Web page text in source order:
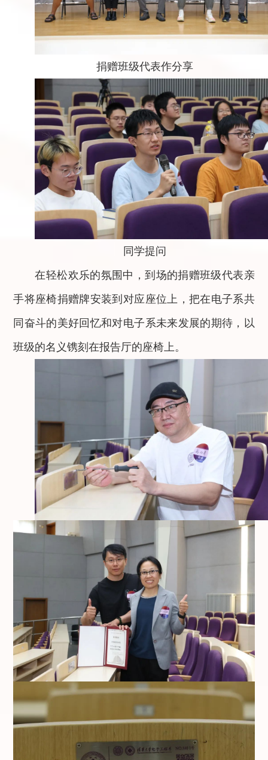
捐赠班级代表作分享
同学提问
在轻松欢乐的氛围中，到场的捐赠班级代表亲
手将座椅捐赠牌安装到对应座位上，把在电子系共
同奋斗的美好回忆和对电子系未来发展的期待，以
班级的名义镌刻在报告厅的座椅上。